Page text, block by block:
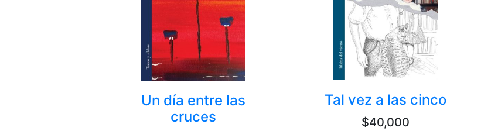
Un día entre las
cruces
Tal vez a las cinco
$40,000